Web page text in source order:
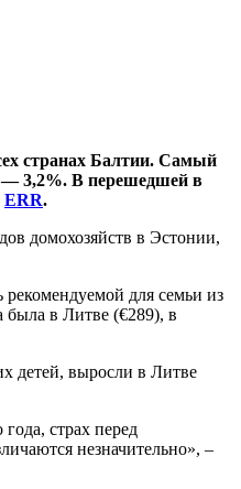
странах Балтии. Самый
— 3,2%. В перешедшей в
ERR.
домохозяйств в Эстонии,
для семьи из
была в Литве (€289), в
детей, выросли в Литве
страх перед
незначительно», –